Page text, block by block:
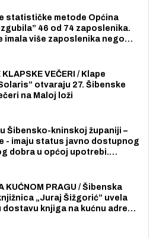
statističke metode Općina
46 od 74 zaposlenika.
imala više zaposlenika nego
KLAPSKE VEČERI / Klape
otvaraju 27. Šibenske
na Maloj loži
Šibensko-kninskoj županiji –
- imaju status javno dostupnog
dobra u općoj upotrebi.
KUĆNOM PRAGU / Šibenska
„Juraj Šižgorić” uvela
dostavu knjiga na kućnu adresu